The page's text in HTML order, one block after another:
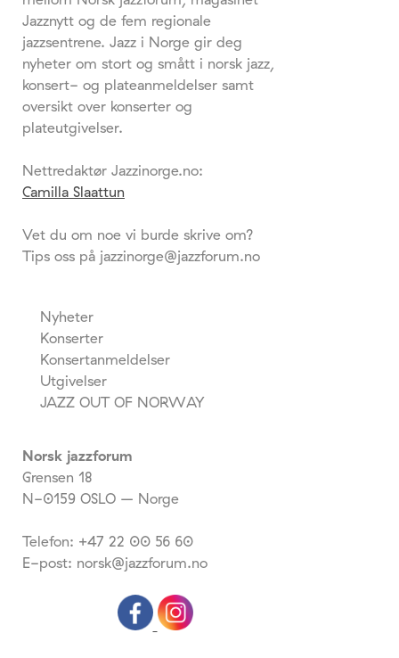
Jazznytt og de fem regionale
jazzsentrene. Jazz i Norge gir deg
nyheter om stort og smått i norsk jazz,
konsert- og plateanmeldelser samt
oversikt over konserter og
plateutgivelser.
Nettredaktør Jazzinorge.no:
Camilla Slaattun
Vet du om noe vi burde skrive om?
Tips oss på jazzinorge@jazzforum.no
Nyheter
Konserter
Konsertanmeldelser
Utgivelser
JAZZ OUT OF NORWAY
Norsk jazzforum
Grensen 18
N-0159 OSLO – Norge
Telefon: +47 22 00 56 60
E-post: norsk@jazzforum.no